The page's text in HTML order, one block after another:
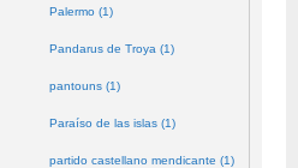
Palermo (1)
Pandarus de Troya (1)
pantouns (1)
Paraíso de las islas (1)
partido castellano mendicante (1)